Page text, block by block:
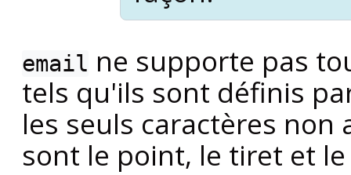
email ne supporte pas
tels qu'ils sont définis
les seuls caractères
sont le point, le tiret et